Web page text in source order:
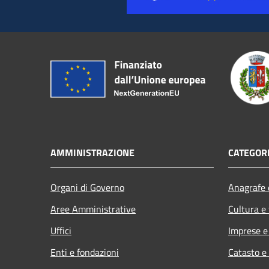
AMMINISTRAZIONE
Organi di Governo
Aree Amministrative
Uffici
Enti e fondazioni
Cultura
Imprese
Catasto